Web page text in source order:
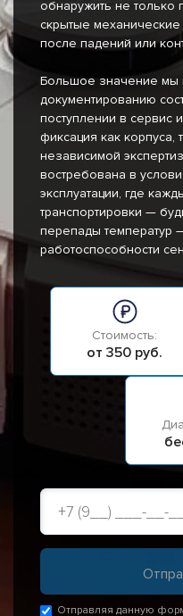
обнаружить не только
скрытые
после падений или
Большое значение мы
документированию
поступлении в сервис
фиксация как корпуса,
независимой
востребована в
эксплуатации, где
транспортировки —
перепады температур
работоспособности
Стоимость:
от 350 руб.
Отправляя данную